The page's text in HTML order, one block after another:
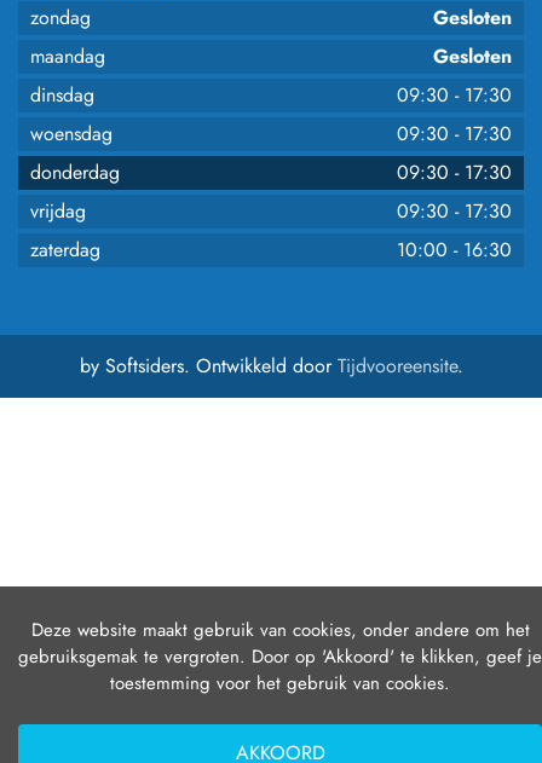
zondag
Gesloten
maandag
Gesloten
dinsdag
09:30 - 17:30
woensdag
09:30 - 17:30
donderdag
09:30 - 17:30
vrijdag
09:30 - 17:30
zaterdag
10:00 - 16:30
by Softsiders. Ontwikkeld doorTijdvooreensite.
Deze website maakt gebruik van cookies, onder andere om het
gebruiksgemak te vergroten. Door op 'Akkoord' te klikken, geef je
toestemming voor het gebruik van cookies.
AKKOORD